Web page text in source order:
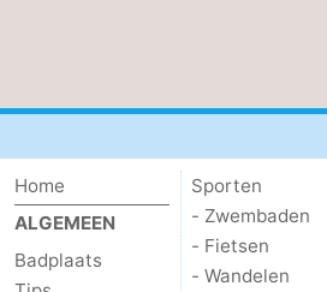
Home
ALGEMEEN
Badplaats
Sporten
- Zwembaden
- Fietsen
- Wandelen